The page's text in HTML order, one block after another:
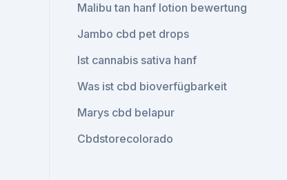
Malibu tan hanf lotion bewertung
Jambo cbd pet drops
Ist cannabis sativa hanf
Was ist cbd bioverfügbarkeit
Marys cbd belapur
Cbdstorecolorado